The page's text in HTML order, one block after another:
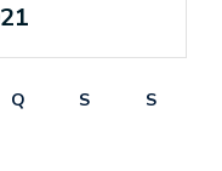
Q S
S